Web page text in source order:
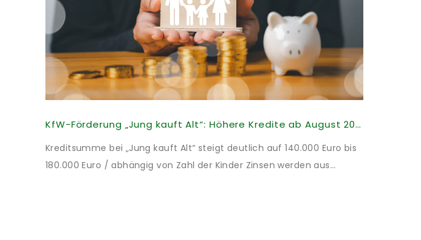
KfW-Förderung „Jung kauft Alt“: Höhere Kredite ab August 2026
Kreditsumme bei „Jung kauft Alt“ steigt deutlich auf 140.000 Euro bis
180.000 Euro / abhängig von Zahl der Kinder Zinsen werden aus